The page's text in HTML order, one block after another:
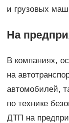
и грузовых
На
В компаниях,
на
автомобилей,
по технике
ДТП на